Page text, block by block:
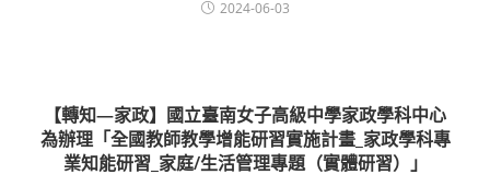
2024-06-03
【轉知—家政】國立臺南女子高級中學家政學科中心
為辦理「全國教師教學增能研習實施計畫_家政學科專
業知能研習_家庭/生活管理專題（實體研習）」